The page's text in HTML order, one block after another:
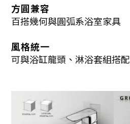
方圓兼容
百搭幾何與圓弧系浴室家具
風格統一
可與浴缸龍頭、淋浴套組搭配